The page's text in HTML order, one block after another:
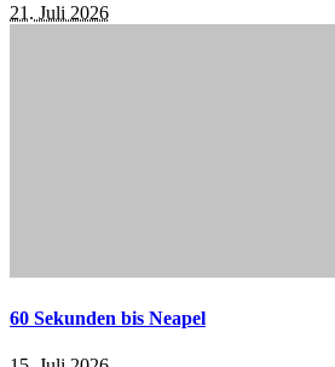
21. Juli 2026
60 Sekunden bis Neapel